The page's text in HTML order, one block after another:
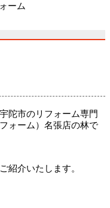
ーム
陀市のリフォーム専門
ォーム）名張店の林で
紹介いたします。